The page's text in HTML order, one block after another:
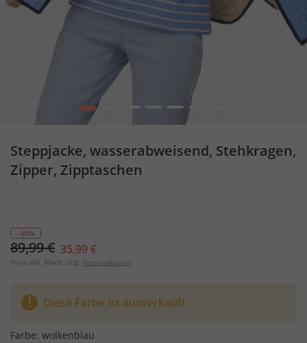
1 3 4 5
Steppjacke, wasserabweisend, Stehkragen,
Zipper, Zipptaschen
- 60%
89,99 € 35,99 €
Preis inkl. MwSt. zzgl. Versandkosten
Diese Farbe ist ausverkauft
Farbe: wolkenblau